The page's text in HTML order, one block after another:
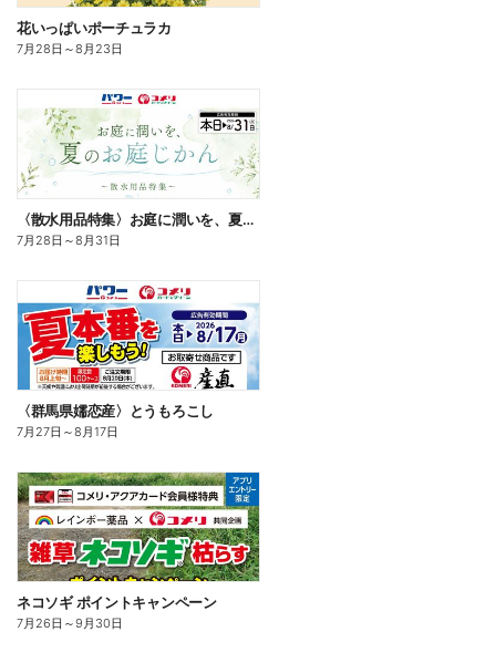
花いっぱいポーチュラカ
7月28日 ～8月23日
〈散水用品特集〉お庭に潤いを、夏のお庭じかん
7月28日 ～8月31日
〈群馬県嬬恋産〉とうもろこし
7月27日 ～8月17日
ネコソギ ポイントキャンペーン
7月26日 ～9月30日